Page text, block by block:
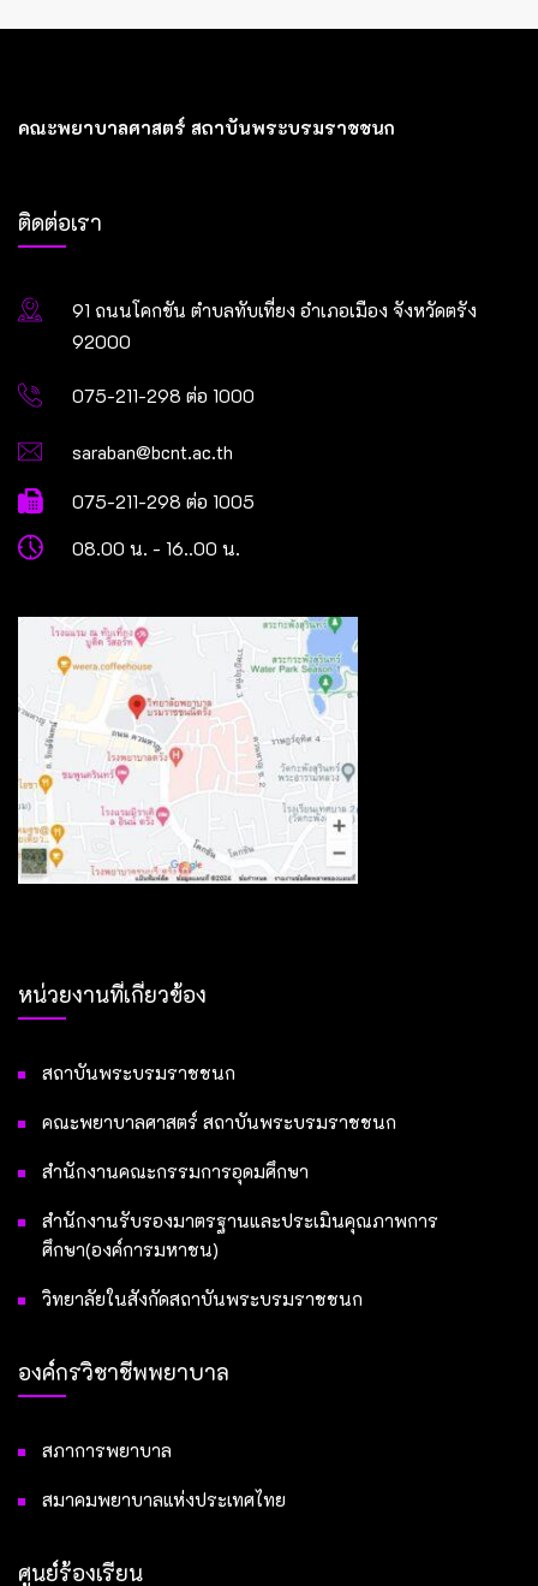
คณะพยาบาลศาสตร์ สถาบันพระบรมราชชนก
ติดต่อเรา
91 ถนนโคกขัน ตำบลทับเที่ยง อำเภอเมือง จังหวัดตรัง
92000
075-211-298 ต่อ 1000
saraban@bcnt.ac.th
075-211-298 ต่อ 1005
08.00 น. - 16..00 น.
หน่วยงานที่เกี่ยวข้อง
สถาบันพระบรมราชชนก
คณะพยาบาลศาสตร์ สถาบันพระบรมราชชนก
สำนักงานคณะกรรมการอุดมศึกษา
สำนักงานรับรองมาตรฐานและประเมินคุณภาพการ
ศึกษา(องค์การมหาชน)
วิทยาลัยในสังกัดสถาบันพระบรมราชชนก
องค์กรวิชาชีพพยาบาล
สภาการพยาบาล
สมาคมพยาบาลแห่งประเทศไทย
ศูนย์ร้องเรียน